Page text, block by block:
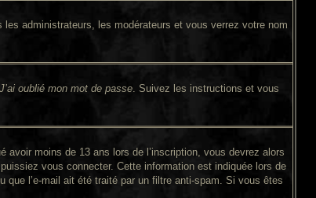
les administrateurs, les modérateurs et vous verrez votre nom
J’ai oublié mon mot de passe. Suivez les instructions et vous
moins de 13 ans lors de l’inscription, vous devrez alors
vous connecter. Cette information est indiquée lors de
l’e-mail ait été traité par un filtre anti-spam. Si vous êtes